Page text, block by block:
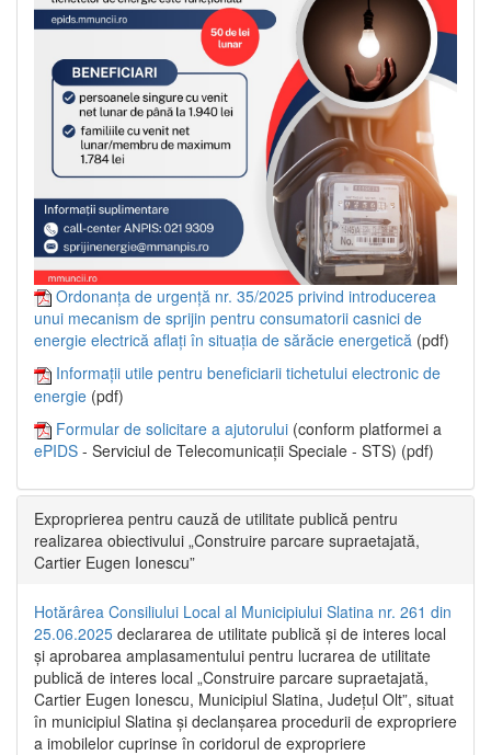
Ordonanța de urgență nr. 35/2025 privind introducerea
unui mecanism de sprijin pentru consumatorii casnici de
energie electrică aflați în situația de sărăcie energetică (pdf)
Informații utile pentru beneficiarii tichetului electronic de
energie (pdf)
Formular de solicitare a ajutorului (conform platformei a
ePIDS - Serviciul de Telecomunicații Speciale - STS) (pdf)
Exproprierea pentru cauză de utilitate publică pentru
realizarea obiectivului „Construire parcare supraetajată,
Cartier Eugen Ionescu”
Hotărârea Consiliului Local al Municipiului Slatina nr. 261 din
25.06.2025 declararea de utilitate publică și de interes local
și aprobarea amplasamentului pentru lucrarea de utilitate
publică de interes local „Construire parcare supraetajată,
Cartier Eugen Ionescu, Municipiul Slatina, Județul Olt”, situat
în municipiul Slatina și declanșarea procedurii de expropriere
a imobilelor cuprinse în coridorul de expropriere